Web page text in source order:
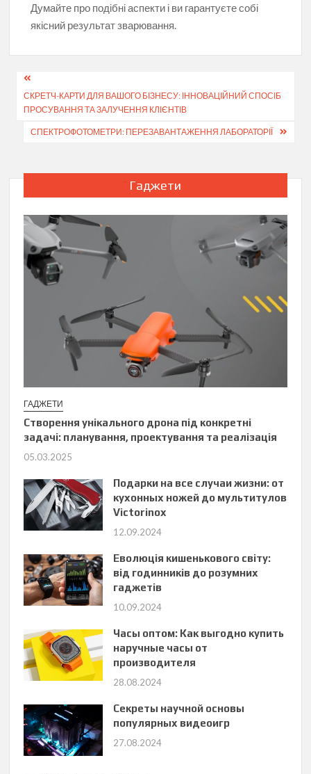
Думайте про подібні аспекти і ви гарантуєте собі
якісний результат зварювання.
Навігація
записів
СКРЕТЧ-КАРТИ ДЛЯ ВАШОГО БІЗНЕСУ: ІННОВАЦІЙНИЙ СПОСІБ
ПРОСУВАННЯ ТА ЗАЛУЧЕННЯ КЛІЄНТІВ
СПЕКТРОФОТОМЕТРИ: ПЕРЕЗАВАНТАЖЕННЯ ЛАБОРАТОРІЇ
Гаджети
ГАДЖЕТИ
Створення унікального дрона під конкретні
задачі: планування, проектування та реалізація
05.03.2025
Подарки на все случаи жизни: от
кухонных ножей до мультитулов
Victorinox
12.09.2024
Еволюція кишенькового світу:
від годинників до розумних
гаджетів
10.09.2024
Часы оптом: Как выгодно купить
наручные часы от
производителя
28.08.2024
Секреты научной основы
популярных видеоигр
27.08.2024